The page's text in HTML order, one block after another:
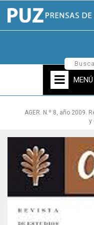
MENÚ
AGER. N.º 8, año 2009.
y